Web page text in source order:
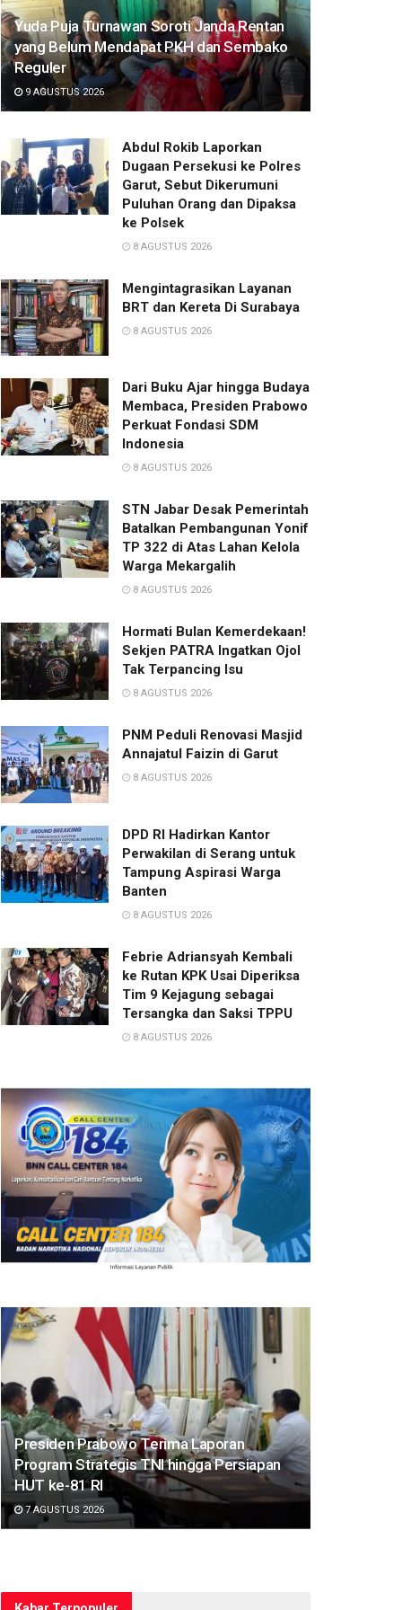
Yuda Puja Turnawan Soroti Janda Rentan
yang Belum Mendapat PKH dan Sembako
Reguler
9 AGUSTUS 2026
Abdul Rokib Laporkan
Dugaan Persekusi ke Polres
Garut, Sebut Dikerumuni
Puluhan Orang dan Dipaksa
ke Polsek
8 AGUSTUS 2026
Mengintagrasikan Layanan
BRT dan Kereta Di Surabaya
8 AGUSTUS 2026
Dari Buku Ajar hingga Budaya
Membaca, Presiden Prabowo
Perkuat Fondasi SDM
Indonesia
8 AGUSTUS 2026
STN Jabar Desak Pemerintah
Batalkan Pembangunan Yonif
TP 322 di Atas Lahan Kelola
Warga Mekargalih
8 AGUSTUS 2026
Hormati Bulan Kemerdekaan!
Sekjen PATRA Ingatkan Ojol
Tak Terpancing Isu
8 AGUSTUS 2026
PNM Peduli Renovasi Masjid
Annajatul Faizin di Garut
8 AGUSTUS 2026
DPD RI Hadirkan Kantor
Perwakilan di Serang untuk
Tampung Aspirasi Warga
Banten
8 AGUSTUS 2026
Febrie Adriansyah Kembali
ke Rutan KPK Usai Diperiksa
Tim 9 Kejagung sebagai
Tersangka dan Saksi TPPU
8 AGUSTUS 2026
Presiden Prabowo Terima Laporan
Program Strategis TNI hingga Persiapan
HUT ke-81 RI
7 AGUSTUS 2026